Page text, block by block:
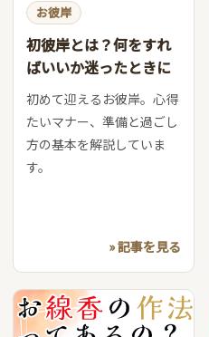
お彼岸
初彼岸とは？何をすれ
ばいいか迷ったときに
初めて迎えるお彼岸。心得
たいマナー、準備と過ごし
方の基本を解説していま
す。
» 記事を見る